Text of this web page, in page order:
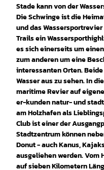
Stade kann von der
Die Schwinge ist die
und das
Trails ein
es sich einerseits um
zum anderen um eine
interessanten Orten.
Wasser aus zu sehen. In
maritime Revier auf
er-kunden natur- und
am Holzhafen als
Club ist einer der
Stadtzentrum können
Donut - auch Kanus,
ausgeliehen werden. Vom
auf sieben Kilometern